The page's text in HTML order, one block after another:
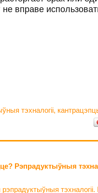
не вправе
тэхналогіі,
Рэпрадуктыўныя
тэхналогіі.